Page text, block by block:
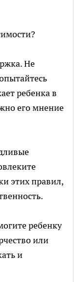
Не
ребенка в
его мнение
этих правил,
ребенку
или
и